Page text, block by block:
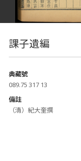
課子遺編
典藏號
089.75 317 13
備註
（清）紀大奎撰